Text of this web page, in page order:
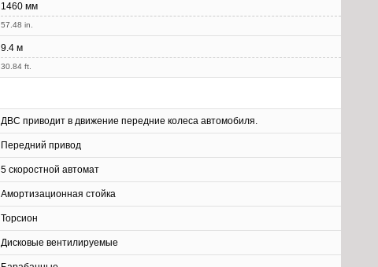
1460 мм
57.48 in.
9.4 м
30.84 ft.
ДВС приводит в движение передние колеса автомобиля.
Передний привод
5 скоростной автомат
Амортизационная стойка
Торсион
Дисковые вентилируемые